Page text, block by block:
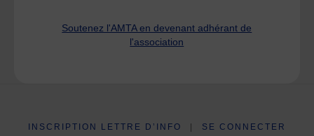
Soutenez l'AMTA en devenant adhérant de
l'association
INSCRIPTION LETTRE D’INFO SE CONNECTER